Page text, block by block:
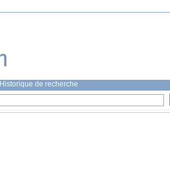
Historique de recherche